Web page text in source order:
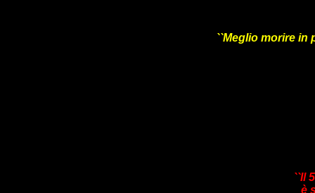
``Meglio morire in
``Il
è